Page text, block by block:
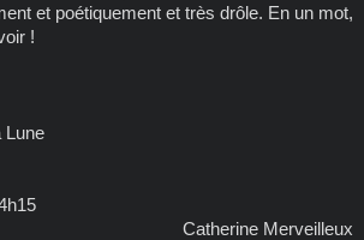
et poétiquement et très drôle. En un mot,
!
Lune
Catherine Merveilleux